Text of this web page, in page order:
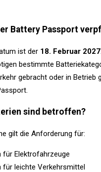
Battery Passport
ist der 18. Februar 2027
bestimmte
gebracht oder in Betrieb
sind betroffen?
gilt die Anforderung für:
für Elektrofahrzeuge
für leichte Verkehrsmittel